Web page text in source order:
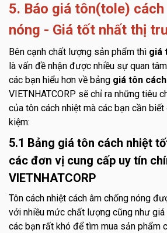
5. Báo giá tôn(tole)
nóng - Giá tốt nhất thị
Bên cạnh chất lượng sản phẩm thì giá
là vấn đề nhận được nhiều sự quan
các bạn hiểu hơn về bảng giá tôn
VIETNHATCORP sẽ chỉ ra những tiêu
của tôn cách nhiệt mà các bạn cần
kiệm:
5.1 Bảng giá tôn cách nhiệt
các đơn vị cung cấp uy tín
VIETNHATCORP
Tôn cách nhiệt cách âm chống nóng
với nhiều mức chất lượng cũng như giá
các bạn rất khó để tìm mua sản phẩm